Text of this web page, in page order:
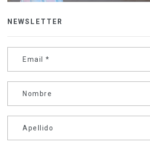
NEWSLETTER
Email *
Nombre
Apellido